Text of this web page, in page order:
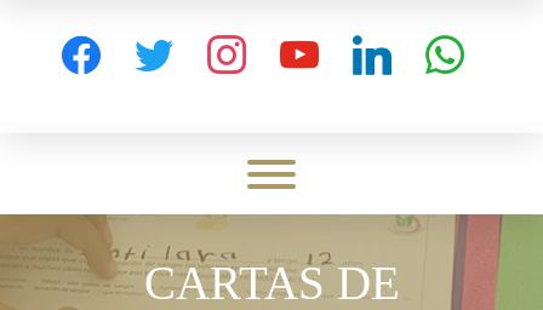
facebook twitter instagram youtube linkedin whatsapp
Toggle menu visibility.
CARTAS DE